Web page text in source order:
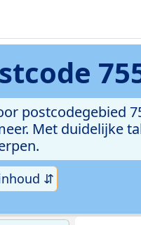
postcodegebied
Met duidelijke
⇵